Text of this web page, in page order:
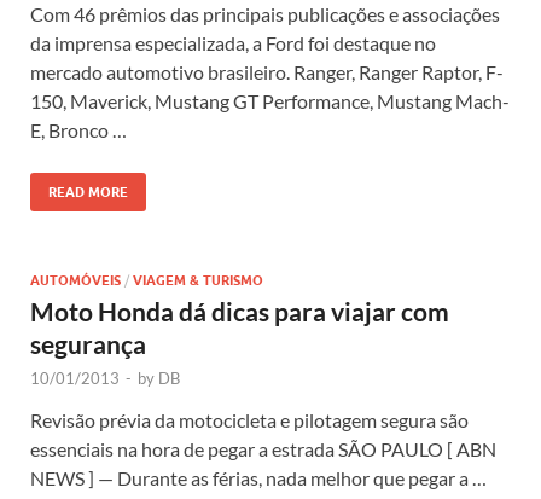
Com 46 prêmios das principais publicações e associações
da imprensa especializada, a Ford foi destaque no
mercado automotivo brasileiro. Ranger, Ranger Raptor, F-
150, Maverick, Mustang GT Performance, Mustang Mach-
E, Bronco …
READ MORE
AUTOMÓVEIS / VIAGEM & TURISMO
Moto Honda dá dicas para viajar com
segurança
10/01/2013 - by DB
Revisão prévia da motocicleta e pilotagem segura são
essenciais na hora de pegar a estrada SÃO PAULO [ ABN
NEWS ] — Durante as férias, nada melhor que pegar a …